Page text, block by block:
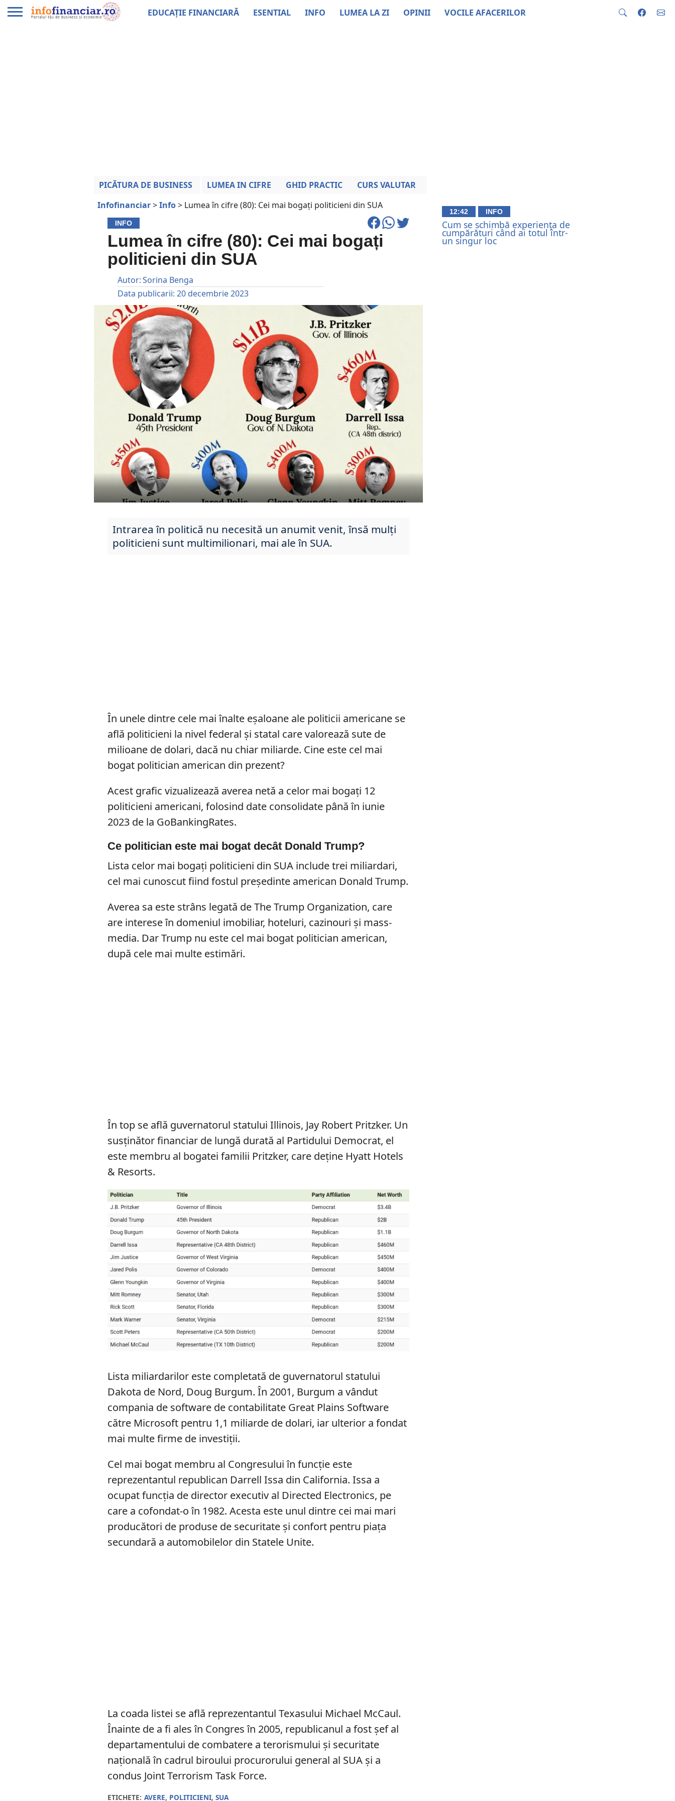
EDUCAȚIE FINANCIARĂ ESENTIAL INFO LUMEA LA ZI OPINII VOCILE AFACERILOR
PICĂTURA DE BUSINESS LUMEA IN CIFRE GHID PRACTIC
CURS VALUTAR
Infofinanciar>Info> Lumea în cifre (80): Cei mai bogați politicieni din SUA
INFO
Lumea în cifre (80): Cei mai bogați
politicieni din SUA
Autor:Sorina Benga
Data publicarii: 20 decembrie 2023
Intrarea în politică nu necesită un anumit venit, însă mulți
politicieni sunt multimilionari, mai ale în SUA.
În unele dintre cele mai înalte eșaloane ale politicii americane se
află politicieni la nivel federal și statal care valorează sute de
milioane de dolari, dacă nu chiar miliarde. Cine este cel mai
bogat politician american din prezent?
Acest grafic vizualizează averea netă a celor mai bogați 12
politicieni americani, folosind date consolidate până în iunie
2023 de la GoBankingRates.
Ce politician este mai bogat decât Donald Trump?
Lista celor mai bogați politicieni din SUA include trei miliardari,
cel mai cunoscut fiind fostul președinte american Donald Trump.
Averea sa este strâns legată de The Trump Organization, care
are interese în domeniul imobiliar, hoteluri, cazinouri și mass-
media. Dar Trump nu este cel mai bogat politician american,
după cele mai multe estimări.
În top se află guvernatorul statului Illinois, Jay Robert Pritzker. Un
susținător financiar de lungă durată al Partidului Democrat, el
este membru al bogatei familii Pritzker, care deține Hyatt Hotels
& Resorts.
Lista miliardarilor este completată de guvernatorul statului
Dakota de Nord, Doug Burgum. În 2001, Burgum a vândut
compania de software de contabilitate Great Plains Software
către Microsoft pentru 1,1 miliarde de dolari, iar ulterior a fondat
mai multe firme de investiții.
Cel mai bogat membru al Congresului în funcție este
reprezentantul republican Darrell Issa din California. Issa a
ocupat funcția de director executiv al Directed Electronics, pe
care a cofondat-o în 1982. Acesta este unul dintre cei mai mari
producători de produse de securitate și confort pentru piața
secundară a automobilelor din Statele Unite.
La coada listei se află reprezentantul Texasului Michael McCaul.
Înainte de a fi ales în Congres în 2005, republicanul a fost șef al
departamentului de combatere a terorismului și securitate
națională în cadrul biroului procurorului general al SUA și a
condus Joint Terrorism Task Force.
ETICHETE: AVERE, POLITICIENI,SUA
12:42 INFO
Cum se schimbă experiența de
cumpărături când ai totul într-
un singur loc